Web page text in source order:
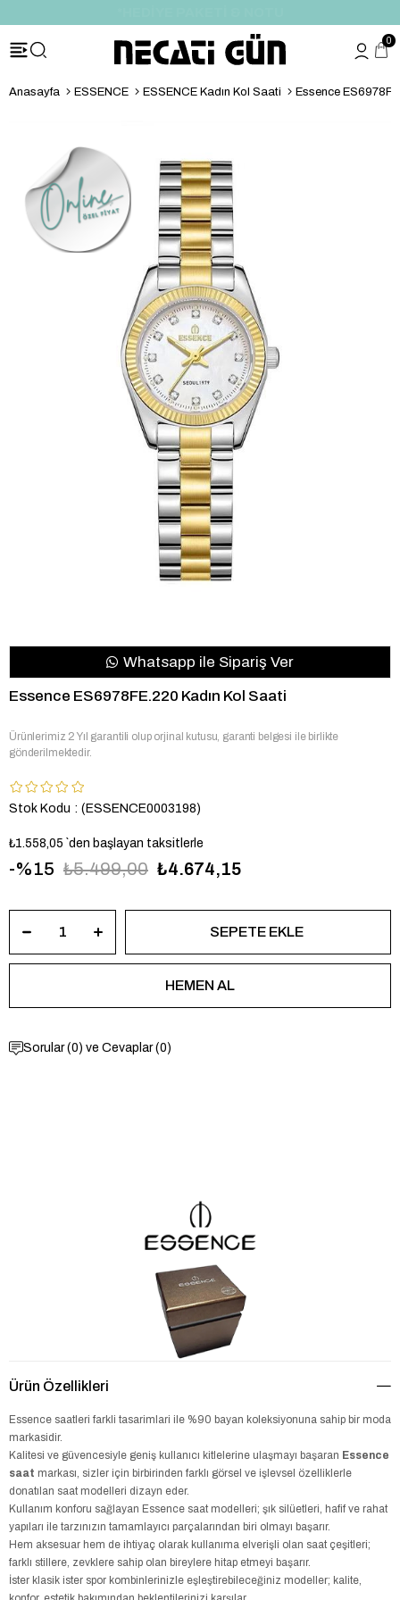
0
Anasayfa ESSENCE ESSENCE Kadın Kol Saati Essence
Whatsapp ile Sipariş Ver
Essence ES6978FE.220 Kadın Kol Saati
Ürünlerimiz 2 Yıl garantili olup orjinal kutusu, garanti belgesi ile birlikte
gönderilmektedir.
Stok Kodu (ESSENCE0003198)
₺1.558,05 `den başlayan taksitlerle
15 ₺5.499,00 ₺4.674,15
Sorular (0) ve Cevaplar (0)
Ürün Özellikleri
Essence saatleri farkli tasarimlari ile %90 bayan koleksiyonuna sahip bir moda
markasidir.
Kalitesi ve güvencesiyle geniş kullanıcı kitlelerine ulaşmayı başaran Essence
saat markası, sizler için birbirinden farklı görsel ve işlevsel özelliklerle
donatılan saat modelleri dizayn eder.
Kullanım konforu sağlayan Essence saat modelleri; şık silüetleri, hafif ve rahat
yapıları ile tarzınızın tamamlayıcı parçalarından biri olmayı başarır.
Hem aksesuar hem de ihtiyaç olarak kullanıma elverişli olan saat çeşitleri;
farklı stillere, zevklere sahip olan bireylere hitap etmeyi başarır.
İster klasik ister spor kombinlerinizle eşleştirebileceğiniz modeller; kalite,